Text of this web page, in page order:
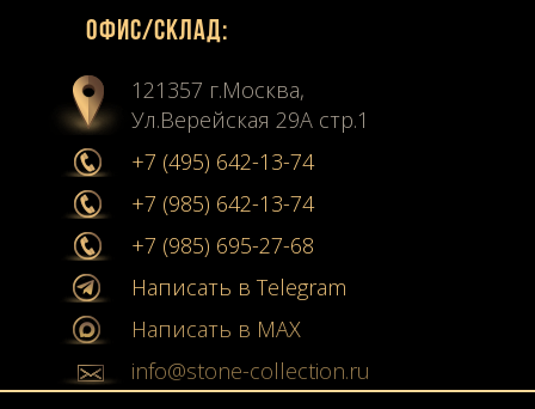
Офиc/склад:
121357 г.Москва,
Ул.Верейская 29А стр.1
+7 (495) 642-13-74
+7 (985) 642-13-74
+7 (985) 695-27-68
Написать в Telegram
Написать в MAX
info@stone-collection.ru